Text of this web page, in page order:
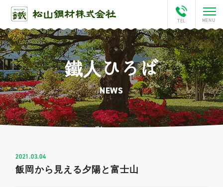
ホーム
会社案内
This is Matsuyama
鐵人ひろば
NEWS
2021.03.04
飯岡から見える夕陽と富士山